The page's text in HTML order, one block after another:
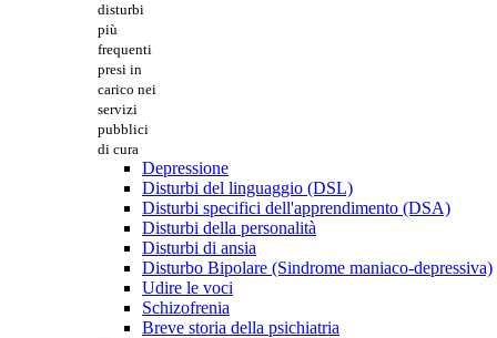
disturbi
più
frequenti
presi in
carico nei
servizi
pubblici
di cura
Depressione
Disturbi del linguaggio (DSL)
Disturbi specifici dell'apprendimento (DSA)
Disturbi della personalità
Disturbi di ansia
Disturbo Bipolare (Sindrome maniaco-depressiva)
Udire le voci
Schizofrenia
Breve storia della psichiatria